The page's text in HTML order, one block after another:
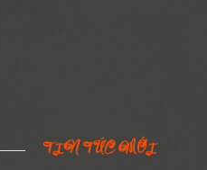
TIN TỨC MỚI